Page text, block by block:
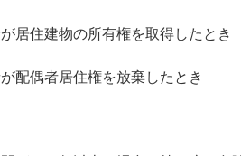
住建物の所有権を取得したとき
偶者居住権を放棄したとき